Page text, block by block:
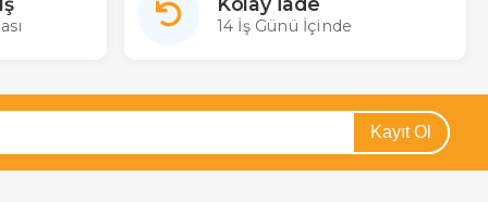
14 İş Günü İçinde
Kayıt Ol